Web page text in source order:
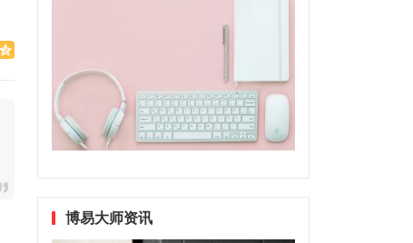
博易大师资讯